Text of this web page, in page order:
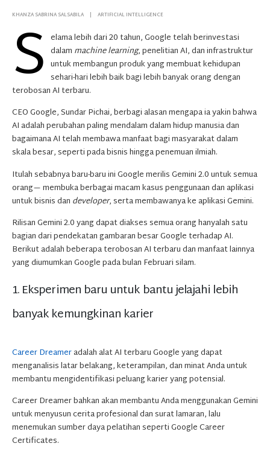
KHANZA SABRINA SALSABILA ARTIFICIAL INTELLIGENCE
S elama lebih dari 20 tahun, Google telah berinvestasi
dalam machine learning, penelitian AI, dan infrastruktur
untuk membangun produk yang membuat kehidupan
sehari-hari lebih baik bagi lebih banyak orang dengan
terobosan AI terbaru.
CEO Google, Sundar Pichai, berbagi alasan mengapa ia yakin bahwa
AI adalah perubahan paling mendalam dalam hidup manusia dan
bagaimana AI telah membawa manfaat bagi masyarakat dalam
skala besar, seperti pada bisnis hingga penemuan ilmiah.
Itulah sebabnya baru-baru ini Google merilis Gemini 2.0 untuk semua
orang— membuka berbagai macam kasus penggunaan dan aplikasi
untuk bisnis dan developer, serta membawanya ke aplikasi Gemini.
Rilisan Gemini 2.0 yang dapat diakses semua orang hanyalah satu
bagian dari pendekatan gambaran besar Google terhadap AI.
Berikut adalah beberapa terobosan AI terbaru dan manfaat lainnya
yang diumumkan Google pada bulan Februari silam.
1. Eksperimen baru untuk bantu jelajahi lebih
banyak kemungkinan karier
Career Dreameradalah alat AI terbaru Google yang dapat
menganalisis latar belakang, keterampilan, dan minat Anda untuk
membantu mengidentifikasi peluang karier yang potensial.
Career Dreamer bahkan akan membantu Anda menggunakan Gemini
untuk menyusun cerita profesional dan surat lamaran, lalu
menemukan sumber daya pelatihan seperti Google Career
Certificates.